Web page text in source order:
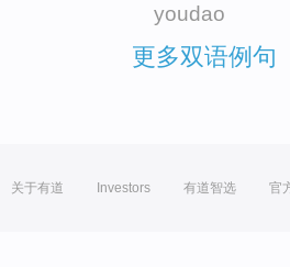
youdao
更多双语例句
关于有道 Investors 有道智选 官